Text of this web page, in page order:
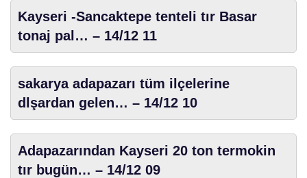
Kayseri -Sancaktepe tenteli tır Basar
tonaj pal… – 14/12 11
sakarya adapazarı tüm ilçelerine
dlşardan gelen… – 14/12 10
Adapazarından Kayseri 20 ton termokin
tır bugün… – 14/12 09